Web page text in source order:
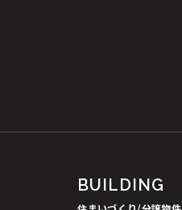
BUILDING